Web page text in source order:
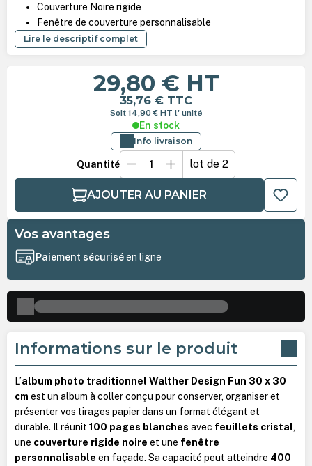
Couverture Noire rigide
Fenêtre de couverture personnalisable
Lire le descriptif complet
29,80 € HT
35,76 € TTC
Soit 14,90 € HT l' unité
En stock
Info livraison
Quantité lot de 2
AJOUTER AU PANIER
Vos avantages
Paiement sécuriséen ligne
Informations sur le produit
L’album photo traditionnel Walther Design Fun 30 x 30
cm est un album à coller conçu pour conserver, organiser et
présenter vos tirages papier dans un format élégant et
durable. Il réunit 100 pages blanches avec feuillets cristal,
une couverture rigide noire et une fenêtre
personnalisable en façade. Sa capacité peut atteindre 400